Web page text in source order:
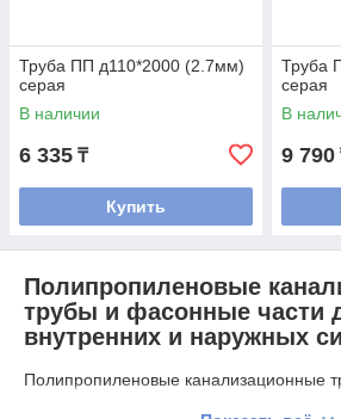
Труба ПП д110*2000 (2.7мм)
серая
В наличии
6 335 ₸
Купить
Труба
серая
В
9 790
Полипропиленовые
трубы и фасонные части
внутренних и наружных
Полипропиленовые канализационные